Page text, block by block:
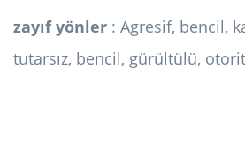
zayıf yönler : Agresif, bencil,
tutarsız, bencil, gürültülü,